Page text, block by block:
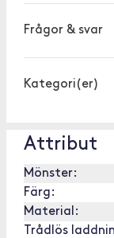
Frågor & svar
Kategori(er)
Attribut
Mönster:
Färg:
Material:
Trådlös